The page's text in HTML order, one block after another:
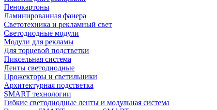
Пенокартоны
Ламинированная фанера
Светотехника и рекламный свет
Светодиодные модули
Модули для рекламы
Для торцевой подстветки
Пиксельная система
Ленты светодиодные
Прожекторы и светильники
Архитектурная подстветка
SMART технологии
Гибкие светодиодные ленты и модульная система